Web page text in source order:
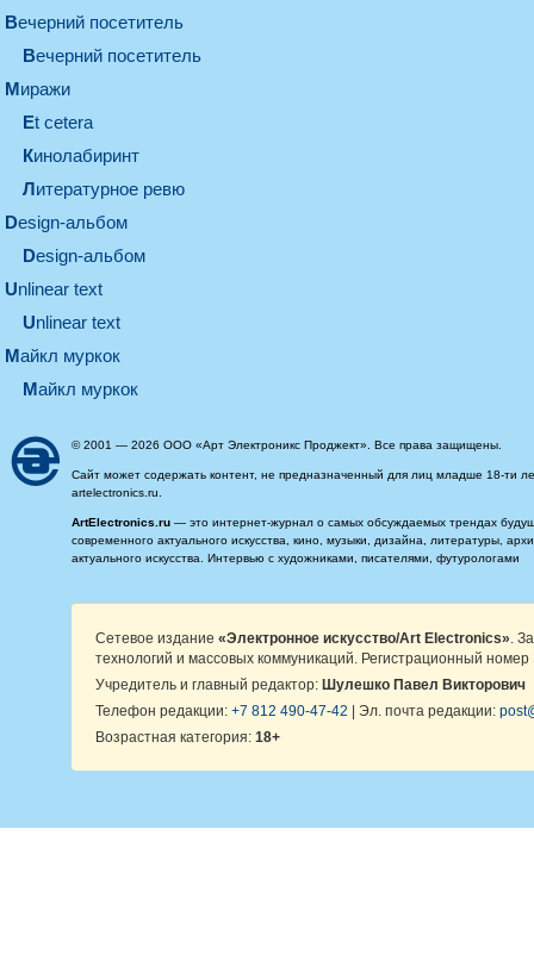
вечерний посетитель
вечерний посетитель
миражи
et cetera
кинолабиринт
литературное ревю
design-альбом
design-альбом
unlinear text
Unlinear text
майкл муркок
майкл муркок
© 2001 — 2026 ООО «Арт Электроникс Проджект». Все права защищены.
Сайт может содержать контент, не предназначенный для лиц младше 18-ти
artelectronics.ru.
ArtElectronics.ru — это интернет-журнал о самых обсуждаемых трендах
современного актуального искусства, кино, музыки, дизайна, литературы,
актуального искусства. Интервью с художниками, писателями, футурологами
Сетевое издание «Электронное искусство/Art Electronics» .
технологий и массовых коммуникаций. Регистрационный
Учредитель и главный редактор: Шулешко Павел Викторович
Телефон редакции: +7 812 490-47-42 | Эл. почта редакции:
Возрастная категория: 18+